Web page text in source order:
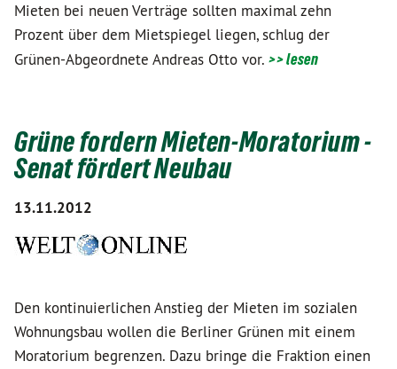
Mieten bei neuen Verträge sollten maximal zehn
Prozent über dem Mietspiegel liegen, schlug der
Grünen-Abgeordnete Andreas Otto vor. >> lesen
Grüne fordern Mieten-Moratorium -
Senat fördert Neubau
13.11.2012
Den kontinuierlichen Anstieg der Mieten im sozialen
Wohnungsbau wollen die Berliner Grünen mit einem
Moratorium begrenzen. Dazu bringe die Fraktion einen